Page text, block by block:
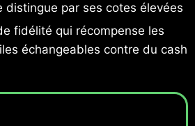
distingue par ses cotes élevées
fidélité qui récompense les
échangeables contre du cash